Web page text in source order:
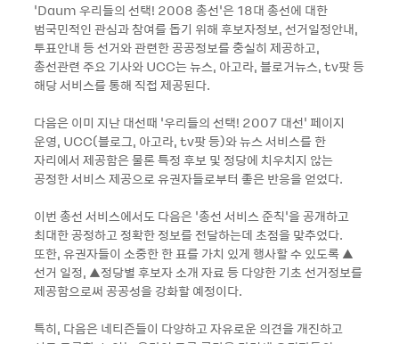
‘Daum 우리들의 선택! 2008 총선’은 18대 총선에 대한
범국민적인 관심과 참여를 돕기 위해 후보자정보, 선거일정안내,
투표안내 등 선거와 관련한 공공정보를 충실히 제공하고,
총선관련 주요 기사와 UCC는 뉴스, 아고라, 블로거뉴스, tv팟 등
해당 서비스를 통해 직접 제공된다.
다음은 이미 지난 대선때 ‘우리들의 선택! 2007 대선’ 페이지
운영, UCC(블로그, 아고라, tv팟 등)와 뉴스 서비스를 한
자리에서 제공함은 물론 특정 후보 및 정당에 치우치지 않는
공정한 서비스 제공으로 유권자들로부터 좋은 반응을 얻었다.
이번 총선 서비스에서도 다음은 ‘총선 서비스 준칙’을 공개하고
최대한 공정하고 정확한 정보를 전달하는데 초점을 맞추었다.
또한, 유권자들이 소중한 한 표를 가치 있게 행사할 수 있도록 ▲
선거 일정, ▲정당별 후보자 소개 자료 등 다양한 기초 선거정보를
제공함으로써 공공성을 강화할 예정이다.
특히, 다음은 네티즌들이 다양하고 자유로운 의견을 개진하고